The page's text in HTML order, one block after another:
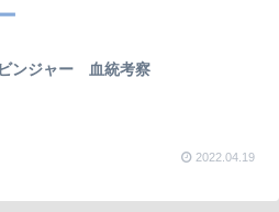
ンジャー 血統考察
2022.04.19